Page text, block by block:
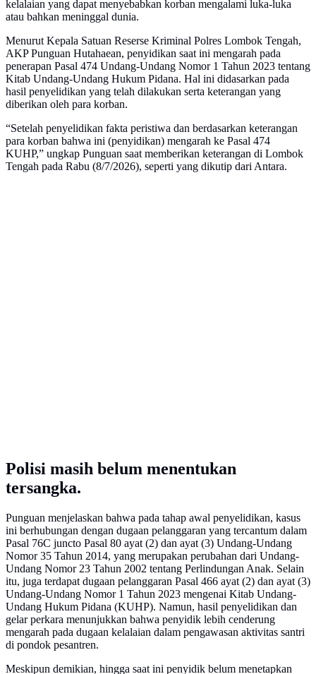
kelalaian yang dapat menyebabkan korban mengalami luka-luka
atau bahkan meninggal dunia.
Menurut Kepala Satuan Reserse Kriminal Polres Lombok Tengah,
AKP Punguan Hutahaean, penyidikan saat ini mengarah pada
penerapan Pasal 474 Undang-Undang Nomor 1 Tahun 2023 tentang
Kitab Undang-Undang Hukum Pidana. Hal ini didasarkan pada
hasil penyelidikan yang telah dilakukan serta keterangan yang
diberikan oleh para korban.
“Setelah penyelidikan fakta peristiwa dan berdasarkan keterangan
para korban bahwa ini (penyidikan) mengarah ke Pasal 474
KUHP,” ungkap Punguan saat memberikan keterangan di Lombok
Tengah pada Rabu (8/7/2026), seperti yang dikutip dari Antara.
Polisi masih belum menentukan
tersangka.
Punguan menjelaskan bahwa pada tahap awal penyelidikan, kasus
ini berhubungan dengan dugaan pelanggaran yang tercantum dalam
Pasal 76C juncto Pasal 80 ayat (2) dan ayat (3) Undang-Undang
Nomor 35 Tahun 2014, yang merupakan perubahan dari Undang-
Undang Nomor 23 Tahun 2002 tentang Perlindungan Anak. Selain
itu, juga terdapat dugaan pelanggaran Pasal 466 ayat (2) dan ayat (3)
Undang-Undang Nomor 1 Tahun 2023 mengenai Kitab Undang-
Undang Hukum Pidana (KUHP). Namun, hasil penyelidikan dan
gelar perkara menunjukkan bahwa penyidik lebih cenderung
mengarah pada dugaan kelalaian dalam pengawasan aktivitas santri
di pondok pesantren.
Meskipun demikian, hingga saat ini penyidik belum menetapkan